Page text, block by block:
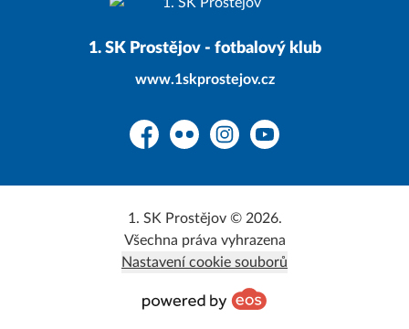
1. SK Prostějov - fotbalový klub
www.1skprostejov.cz
FacebookFlickr InstagramYouTube
1. SK Prostějov © 2026.
Všechna práva vyhrazena
Nastavení cookie souborů